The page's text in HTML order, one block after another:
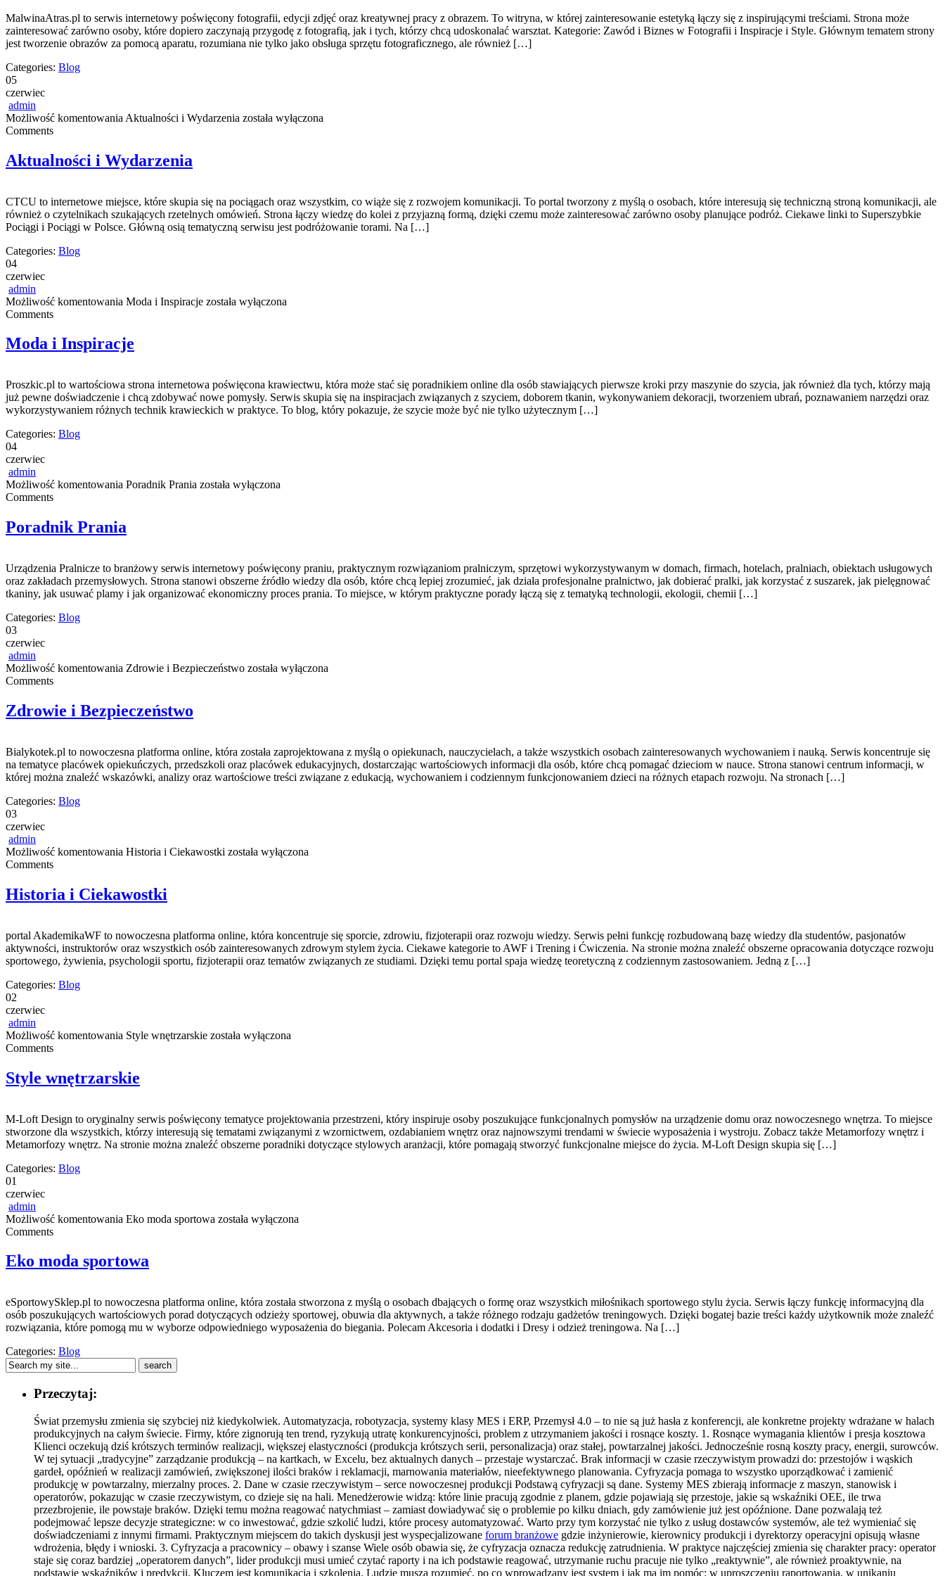
MalwinaAtras.pl to serwis internetowy poświęcony fotografii, edycji zdjęć oraz kreatywnej pracy z obrazem. To witryna, w której zainteresowanie estetyką łączy się z inspirującymi treściami. Strona może
zainteresować zarówno osoby, które dopiero zaczynają przygodę z fotografią, jak i tych, którzy chcą udoskonalać warsztat. Kategorie: Zawód i Biznes w Fotografii i Inspiracje i Style. Głównym tematem strony
jest tworzenie obrazów za pomocą aparatu, rozumiana nie tylko jako obsługa sprzętu fotograficznego, ale również […]
Categories: Blog
05
czerwiec
admin
Możliwość komentowania Aktualności i Wydarzenia została wyłączona
Comments
Aktualności i Wydarzenia
CTCU to internetowe miejsce, które skupia się na pociągach oraz wszystkim, co wiąże się z rozwojem komunikacji. To portal tworzony z myślą o osobach, które interesują się techniczną stroną komunikacji, ale
również o czytelnikach szukających rzetelnych omówień. Strona łączy wiedzę do kolei z przyjazną formą, dzięki czemu może zainteresować zarówno osoby planujące podróż. Ciekawe linki to Superszybkie
Pociągi i Pociągi w Polsce. Główną osią tematyczną serwisu jest podróżowanie torami. Na […]
Categories: Blog
04
czerwiec
admin
Możliwość komentowania Moda i Inspiracje została wyłączona
Comments
Moda i Inspiracje
Proszkic.pl to wartościowa strona internetowa poświęcona krawiectwu, która może stać się poradnikiem online dla osób stawiających pierwsze kroki przy maszynie do szycia, jak również dla tych, którzy mają
już pewne doświadczenie i chcą zdobywać nowe pomysły. Serwis skupia się na inspiracjach związanych z szyciem, doborem tkanin, wykonywaniem dekoracji, tworzeniem ubrań, poznawaniem narzędzi oraz
wykorzystywaniem różnych technik krawieckich w praktyce. To blog, który pokazuje, że szycie może być nie tylko użytecznym […]
Categories: Blog
04
czerwiec
admin
Możliwość komentowania Poradnik Prania została wyłączona
Comments
Poradnik Prania
Urządzenia Pralnicze to branżowy serwis internetowy poświęcony praniu, praktycznym rozwiązaniom pralniczym, sprzętowi wykorzystywanym w domach, firmach, hotelach, pralniach, obiektach usługowych
oraz zakładach przemysłowych. Strona stanowi obszerne źródło wiedzy dla osób, które chcą lepiej zrozumieć, jak działa profesjonalne pralnictwo, jak dobierać pralki, jak korzystać z suszarek, jak pielęgnować
tkaniny, jak usuwać plamy i jak organizować ekonomiczny proces prania. To miejsce, w którym praktyczne porady łączą się z tematyką technologii, ekologii, chemii […]
Categories: Blog
03
czerwiec
admin
Możliwość komentowania Zdrowie i Bezpieczeństwo została wyłączona
Comments
Zdrowie i Bezpieczeństwo
Bialykotek.pl to nowoczesna platforma online, która została zaprojektowana z myślą o opiekunach, nauczycielach, a także wszystkich osobach zainteresowanych wychowaniem i nauką. Serwis koncentruje się
na tematyce placówek opiekuńczych, przedszkoli oraz placówek edukacyjnych, dostarczając wartościowych informacji dla osób, które chcą pomagać dzieciom w nauce. Strona stanowi centrum informacji, w
której można znaleźć wskazówki, analizy oraz wartościowe treści związane z edukacją, wychowaniem i codziennym funkcjonowaniem dzieci na różnych etapach rozwoju. Na stronach […]
Categories: Blog
03
czerwiec
admin
Możliwość komentowania Historia i Ciekawostki została wyłączona
Comments
Historia i Ciekawostki
portal AkademikaWF to nowoczesna platforma online, która koncentruje się sporcie, zdrowiu, fizjoterapii oraz rozwoju wiedzy. Serwis pełni funkcję rozbudowaną bazę wiedzy dla studentów, pasjonatów
aktywności, instruktorów oraz wszystkich osób zainteresowanych zdrowym stylem życia. Ciekawe kategorie to AWF i Trening i Ćwiczenia. Na stronie można znaleźć obszerne opracowania dotyczące rozwoju
sportowego, żywienia, psychologii sportu, fizjoterapii oraz tematów związanych ze studiami. Dzięki temu portal spaja wiedzę teoretyczną z codziennym zastosowaniem. Jedną z […]
Categories: Blog
02
czerwiec
admin
Możliwość komentowania Style wnętrzarskie została wyłączona
Comments
Style wnętrzarskie
M-Loft Design to oryginalny serwis poświęcony tematyce projektowania przestrzeni, który inspiruje osoby poszukujące funkcjonalnych pomysłów na urządzenie domu oraz nowoczesnego wnętrza. To miejsce
stworzone dla wszystkich, którzy interesują się tematami związanymi z wzornictwem, ozdabianiem wnętrz oraz najnowszymi trendami w świecie wyposażenia i wystroju. Zobacz także Metamorfozy wnętrz i
Metamorfozy wnętrz. Na stronie można znaleźć obszerne poradniki dotyczące stylowych aranżacji, które pomagają stworzyć funkcjonalne miejsce do życia. M-Loft Design skupia się […]
Categories: Blog
01
czerwiec
admin
Możliwość komentowania Eko moda sportowa została wyłączona
Comments
Eko moda sportowa
eSportowySklep.pl to nowoczesna platforma online, która została stworzona z myślą o osobach dbających o formę oraz wszystkich miłośnikach sportowego stylu życia. Serwis łączy funkcję informacyjną dla
osób poszukujących wartościowych porad dotyczących odzieży sportowej, obuwia dla aktywnych, a także różnego rodzaju gadżetów treningowych. Dzięki bogatej bazie treści każdy użytkownik może znaleźć
rozwiązania, które pomogą mu w wyborze odpowiedniego wyposażenia do biegania. Polecam Akcesoria i dodatki i Dresy i odzież treningowa. Na […]
Categories: Blog
Przeczytaj:
Świat przemysłu zmienia się szybciej niż kiedykolwiek. Automatyzacja, robotyzacja, systemy klasy MES i ERP, Przemysł 4.0 – to nie są już hasła z konferencji, ale konkretne projekty wdrażane w halach
produkcyjnych na całym świecie. Firmy, które zignorują ten trend, ryzykują utratę konkurencyjności, problem z utrzymaniem jakości i rosnące koszty. 1. Rosnące wymagania klientów i presja kosztowa
Klienci oczekują dziś krótszych terminów realizacji, większej elastyczności (produkcja krótszych serii, personalizacja) oraz stałej, powtarzalnej jakości. Jednocześnie rosną koszty pracy, energii, surowców.
W tej sytuacji „tradycyjne” zarządzanie produkcją – na kartkach, w Excelu, bez aktualnych danych – przestaje wystarczać. Brak informacji w czasie rzeczywistym prowadzi do: przestojów i wąskich
gardeł, opóźnień w realizacji zamówień, zwiększonej ilości braków i reklamacji, marnowania materiałów, nieefektywnego planowania. Cyfryzacja pomaga to wszystko uporządkować i zamienić
produkcję w powtarzalny, mierzalny proces. 2. Dane w czasie rzeczywistym – serce nowoczesnej produkcji Podstawą cyfryzacji są dane. Systemy MES zbierają informacje z maszyn, stanowisk i
operatorów, pokazując w czasie rzeczywistym, co dzieje się na hali. Menedżerowie widzą: które linie pracują zgodnie z planem, gdzie pojawiają się przestoje, jakie są wskaźniki OEE, ile trwa
przezbrojenie, ile powstaje braków. Dzięki temu można reagować natychmiast – zamiast dowiadywać się o problemie po kilku dniach, gdy zamówienie już jest opóźnione. Dane pozwalają też
podejmować lepsze decyzje strategiczne: w co inwestować, gdzie szkolić ludzi, które procesy automatyzować. Warto przy tym korzystać nie tylko z usług dostawców systemów, ale też wymieniać się
doświadczeniami z innymi firmami. Praktycznym miejscem do takich dyskusji jest wyspecjalizowane forum branżowe gdzie inżynierowie, kierownicy produkcji i dyrektorzy operacyjni opisują własne
wdrożenia, błędy i wnioski. 3. Cyfryzacja a pracownicy – obawy i szanse Wiele osób obawia się, że cyfryzacja oznacza redukcję zatrudnienia. W praktyce najczęściej zmienia się charakter pracy: operator
staje się coraz bardziej „operatorem danych”, lider produkcji musi umieć czytać raporty i na ich podstawie reagować, utrzymanie ruchu pracuje nie tylko „reaktywnie”, ale również proaktywnie, na
podstawie wskaźników i predykcji. Kluczem jest komunikacja i szkolenia. Ludzie muszą rozumieć, po co wprowadzany jest system i jak ma im pomóc: w uproszczeniu raportowania, w unikaniu